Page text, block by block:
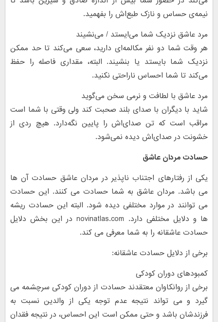
نیمه‌ی حساس و نازک‌ طبع‌اش را بفهمید.
مرد عاشق نزدیک شما می‌ایستد / می‌نشیند
هر وقت شما دو نفر مکالمه‌ای دارید، سعی می‌کند تا حد ممکن
نزدیک شما بایستد یا بنشیند. البته، مقداری فاصله را حفظ
می‌کند تا شما احساس ناراحتی نکنید.
مرد عاشق با لطافت و نرمی سخن می‌گوید
شاید با دیگران با صدای بلند صحبت کند ولی وقتی با شما است
مراقب است که تن صدای‌اش را پایین نگه‌دارد. هیچ ردی از
خشونت در صدای‌اش دیده نمی‌شود.
حسادت مردان عاشق
یکی از رفتارهای اجتناب ناپذیر در مردان عاشق حسادت آن ها
می باشد. مردان عاشق به شما حسادت می کنند. این حسادت
می توانند در موارد مختلفی دیده شود. البته این حسادت ریشه
ها و دلایل مختلفی دارد. novinatlas.com در این بخش دلایل
حسادت عاشقانه را به شما معرفی می کند.
برخی از دلایل حسادت عاشقانه:
کمبودهای دوران کودکی
برخی از روانکاوان معتقدند حسادت از دوران کودکی سرچشمه می
گیرد و می تواند نتیجه عدم توجه یکی از والدین نسبت به
فرزندشان باشد و حتی ممکن است این احساس، در نتیجه فقدان